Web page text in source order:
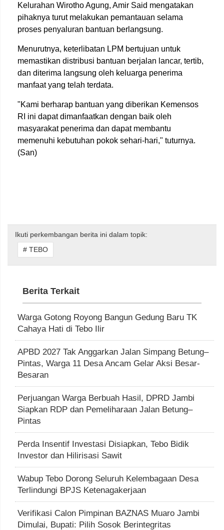
Kelurahan Wirotho Agung, Amir Said mengatakan
pihaknya turut melakukan pemantauan selama
proses penyaluran bantuan berlangsung.
Menurutnya, keterlibatan LPM bertujuan untuk
memastikan distribusi bantuan berjalan lancar, tertib,
dan diterima langsung oleh keluarga penerima
manfaat yang telah terdata.
"Kami berharap bantuan yang diberikan Kemensos
RI ini dapat dimanfaatkan dengan baik oleh
masyarakat penerima dan dapat membantu
memenuhi kebutuhan pokok sehari-hari," tuturnya.
(San)
Ikuti perkembangan berita ini dalam topik:
# TEBO
Berita Terkait
Warga Gotong Royong Bangun Gedung Baru TK
Cahaya Hati di Tebo Ilir
APBD 2027 Tak Anggarkan Jalan Simpang Betung–
Pintas, Warga 11 Desa Ancam Gelar Aksi Besar-
Besaran
Perjuangan Warga Berbuah Hasil, DPRD Jambi
Siapkan RDP dan Pemeliharaan Jalan Betung–
Pintas
Perda Insentif Investasi Disiapkan, Tebo Bidik
Investor dan Hilirisasi Sawit
Wabup Tebo Dorong Seluruh Kelembagaan Desa
Terlindungi BPJS Ketenagakerjaan
Verifikasi Calon Pimpinan BAZNAS Muaro Jambi
Dimulai, Bupati: Pilih Sosok Berintegritas